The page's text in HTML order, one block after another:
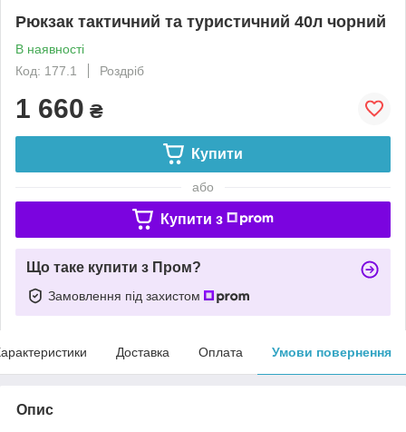
Рюкзак тактичний та туристичний 40л чорний
В наявності
Код: 177.1
Роздріб
1 660 ₴
Купити
або
Купити з
Що таке купити з Пром?
Замовлення під захистом
Доставка Оплата Умови повернення
Опис